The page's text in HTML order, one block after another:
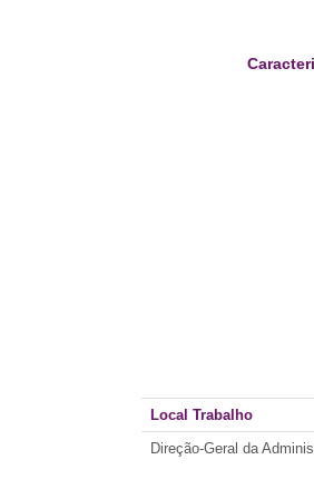
Local Trabalho
Direção-Geral da